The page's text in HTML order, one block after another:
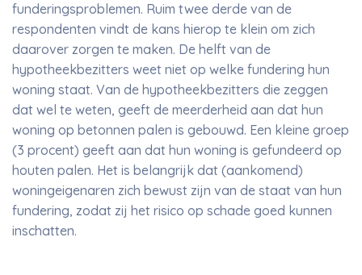
funderingsproblemen. Ruim twee derde van de
respondenten vindt de kans hierop te klein om zich
daarover zorgen te maken. De helft van de
hypotheekbezitters weet niet op welke fundering hun
woning staat. Van de hypotheekbezitters die zeggen
dat wel te weten, geeft de meerderheid aan dat hun
woning op betonnen palen is gebouwd. Een kleine groep
(3 procent) geeft aan dat hun woning is gefundeerd op
houten palen. Het is belangrijk dat (aankomend)
woningeigenaren zich bewust zijn van de staat van hun
fundering, zodat zij het risico op schade goed kunnen
inschatten.